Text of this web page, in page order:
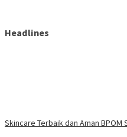
Headlines
Skincare Terbaik dan Aman BPOM